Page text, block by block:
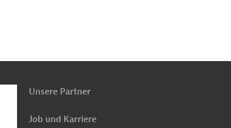
oben
Unsere Partner
Job und Karriere